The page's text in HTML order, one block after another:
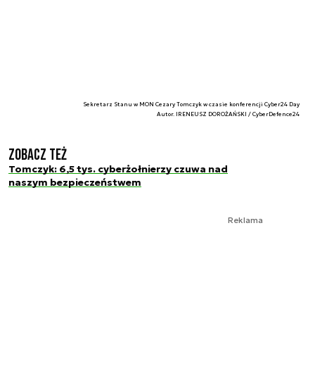
Sekretarz Stanu w MON Cezary Tomczyk w czasie konferencji Cyber24 Day
Autor. IRENEUSZ DOROŻAŃSKI / CyberDefence24
Zobacz też
Tomczyk: 6,5 tys. cyberżołnierzy czuwa nad
naszym bezpieczeństwem
Reklama